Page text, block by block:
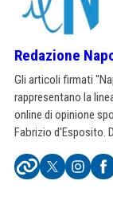
Redazione
Gli articoli firmati
rappresentano la
online di opinione
Fabrizio d'Esposito.